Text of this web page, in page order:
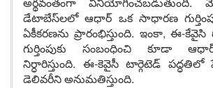
డేటాబేస్‌లలో ఆధార్ ఒక సాధారణ
ఏకీకరణను ప్రారంభిస్తుంది. ఇంకా, ఈ-
గుర్తింపుకు సంబంధించి కూడా
నిర్ధారిస్తుంది. ఈ-కెవైసీ టార్గెటెడ్
డెలివరీని అనుమతిస్తుంది.